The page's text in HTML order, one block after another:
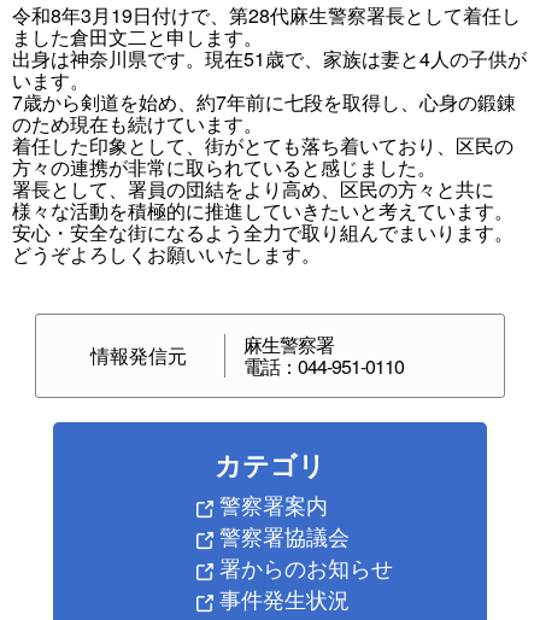
令和8年3月19日付けで、第28代麻生警察署長として着任し
ました倉田文二と申します。
出身は神奈川県です。現在51歳で、家族は妻と4人の子供が
います。
7歳から剣道を始め、約7年前に七段を取得し、心身の鍛錬
のため現在も続けています。
着任した印象として、街がとても落ち着いており、区民の
方々の連携が非常に取られていると感じました。
署長として、署員の団結をより高め、区民の方々と共に
様々な活動を積極的に推進していきたいと考えています。
安心・安全な街になるよう全力で取り組んでまいります。
どうぞよろしくお願いいたします。
情報発信元 麻生警察署
電話：044-951-0110
カテゴリ
警察署案内
警察署協議会
署からのお知らせ
事件発生状況